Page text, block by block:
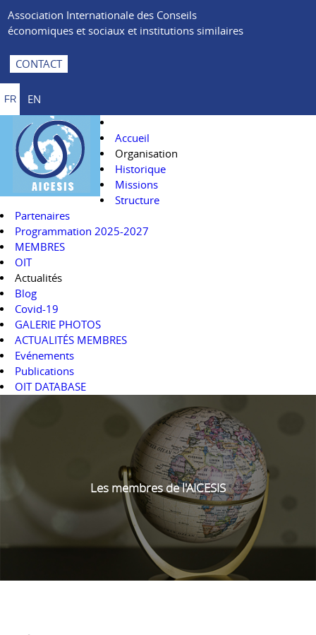
Association Internationale des Conseils
économiques et sociaux et institutions similaires
CONTACT
FR EN
Accueil
Organisation
Historique
Missions
Structure
Partenaires
Programmation 2025-2027
MEMBRES
OIT
Actualités
Blog
Covid-19
GALERIE PHOTOS
ACTUALITÉS MEMBRES
Evénements
Publications
OIT DATABASE
Les membres de l'AICESIS